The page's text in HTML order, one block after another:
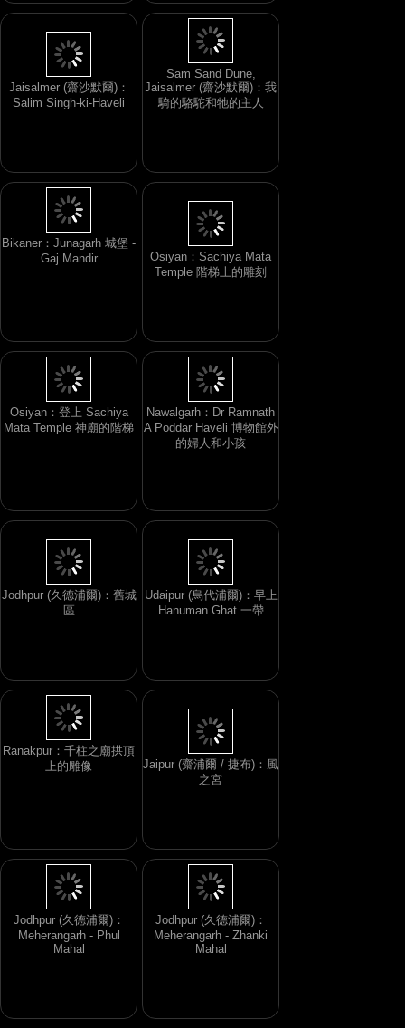
Jaisalmer (齋沙默爾)：
Salim Singh-ki-Haveli
Sam Sand Dune,
Jaisalmer (齋沙默爾)：我
騎的駱駝和牠的主人
Bikaner：Junagarh 城堡 -
Gaj Mandir
Osiyan：Sachiya Mata
Temple 階梯上的雕刻
Osiyan：登上 Sachiya
Mata Temple 神廟的階梯
Nawalgarh：Dr Ramnath
A Poddar Haveli 博物館外
的婦人和小孩
Jodhpur (久德浦爾)：舊城
區
Udaipur (烏代浦爾)：早上
Hanuman Ghat 一帶
Ranakpur：千柱之廟拱頂
上的雕像
Jaipur (齋浦爾 / 捷布)：風
之宮
Jodhpur (久德浦爾)：
Meherangarh - Phul
Mahal
Jodhpur (久德浦爾)：
Meherangarh - Zhanki
Mahal